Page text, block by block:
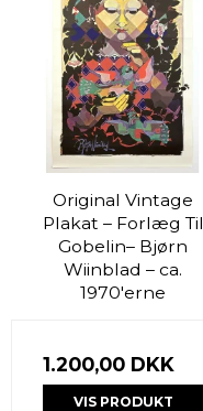
Original Vintage
Plakat – Forlæg Til
Gobelin– Bjørn
Wiinblad – ca.
1970'erne
1.200,00 DKK
VIS PRODUKT